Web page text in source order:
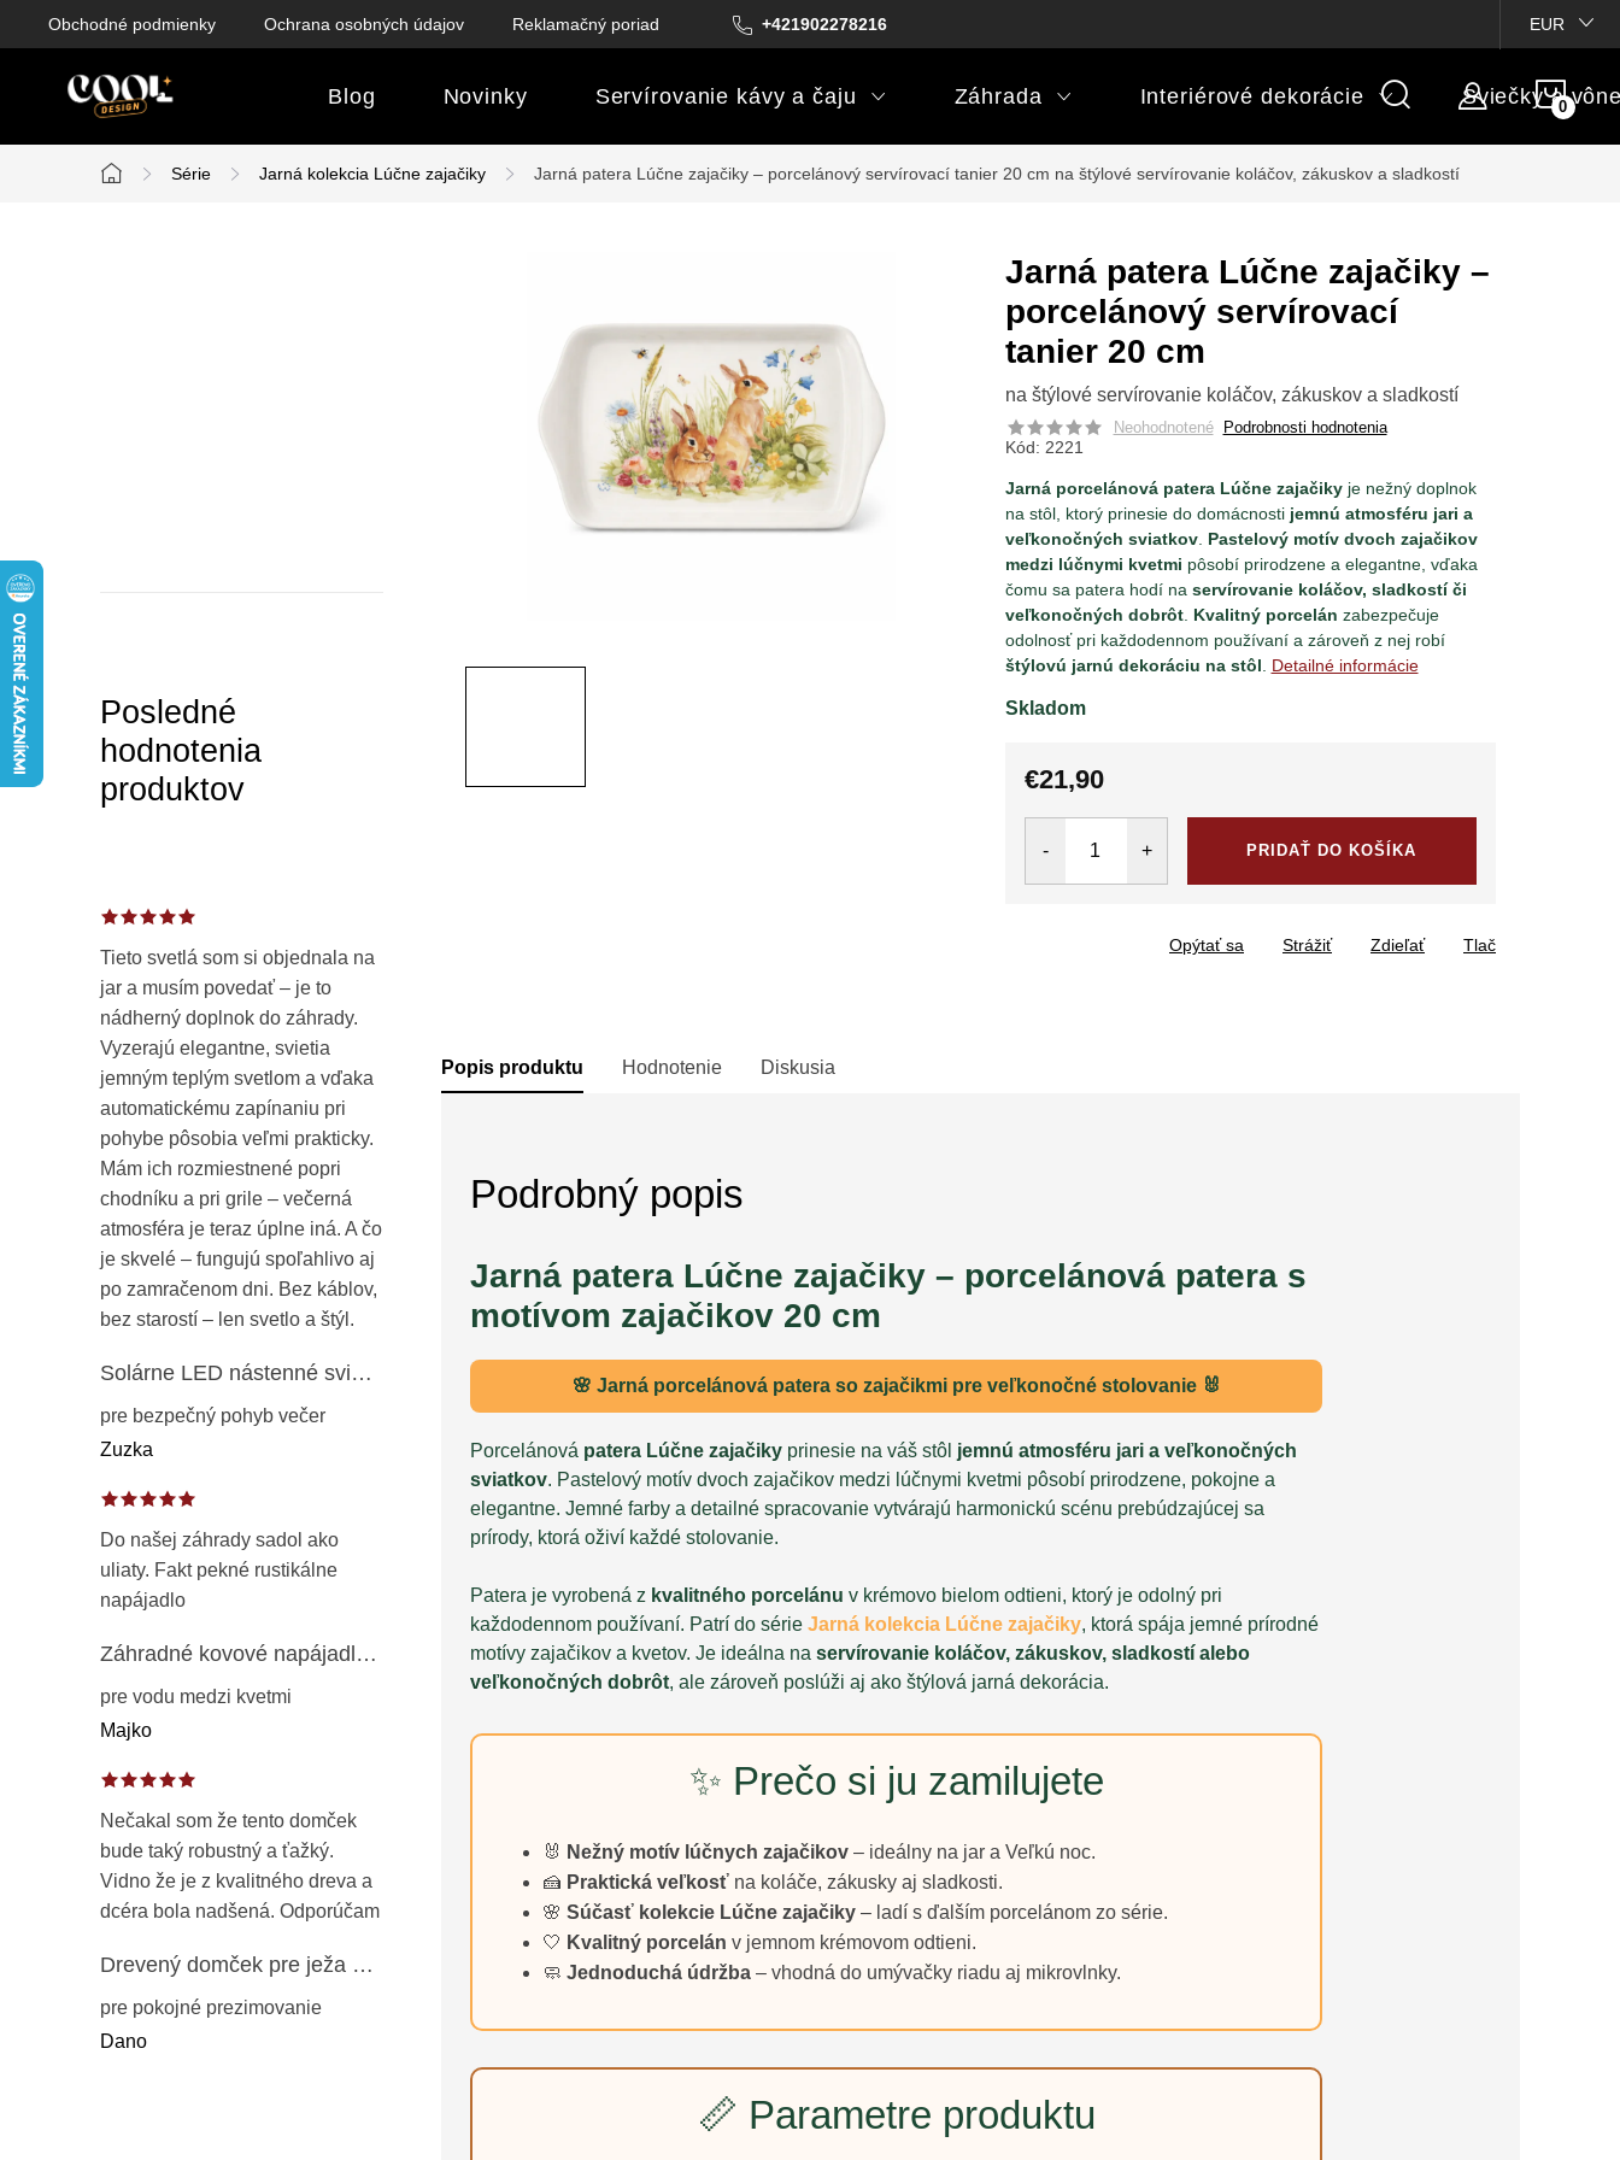
+421902278216
Obchodné podmienky Ochrana osobných údajov Reklamačný poriadok Podmienky darčekových poukazov Vlastné popisy produktov
EUR
Blog Novinky Servírovanie kávy a čaju Záhrada Interiérové dekorácie Sviečky a
Domov
Série Jarná kolekcia Lúčne zajačiky Jarná patera Lúčne zajačiky – porcelánový servírovací tanier 20 cm na štýlové servírovanie koláčov, zákuskov a sladkostí
lPosledné
hodnotenia
produktov
Tieto svetlá som si objednala na
jar a musím povedať – je to
nádherný doplnok do záhrady.
Vyzerajú elegantne, svietia
jemným teplým svetlom a vďaka
automatickému zapínaniu pri
pohybe pôsobia veľmi prakticky.
Mám ich rozmiestnené popri
chodníku a pri grile – večerná
atmosféra je teraz úplne iná. A čo
je skvelé – fungujú spoľahlivo aj
po zamračenom dni. Bez káblov,
bez starostí – len svetlo a štýl.
Solárne LED nástenné svietidlo s pohybovým a súmrakovým senzorom – vonkajšie fasádne osvetlenie IP65
pre bezpečný pohyb večer
Zuzka
Do našej záhrady sadol ako
uliaty. Fakt pekné rustikálne
napájadlo
Záhradné kovové napájadlo pre vtáky 8 cm / 104 cm – dekorácia z patinovanej ocele v prírodnej hrdzi
pre vodu medzi kvetmi
Majko
Nečakal som že tento domček
bude taký robustný a ťažký.
Vidno že je z kvalitného dreva a
dcéra bola nadšená. Odporúčam
Drevený domček pre ježa – záhradný úkryt z opaľovaného dreva s vodoodolnou strechou 50 cm
pre pokojné prezimovanie
Dano
Jarná patera Lúčne zajačiky –
porcelánový servírovací
tanier 20 cm
na štýlové servírovanie koláčov, zákuskov a sladkostí
Neohodnotené Podrobnosti hodnotenia
Kód: 2221
Jarná porcelánová patera Lúčne zajačikyje nežný doplnok
na stôl, ktorý prinesie do domácnosti jemnú atmosféru jari a
veľkonočných sviatkov. Pastelový motív dvoch zajačikov
medzi lúčnymi kvetmi pôsobí prirodzene a elegantne, vďaka
čomu sa patera hodí na servírovanie koláčov, sladkostí či
veľkonočných dobrôt. Kvalitný porcelán zabezpečuje
odolnosť pri každodennom používaní a zároveň z nej robí
štýlovú jarnú dekoráciu na stôl
Detailné informácie
Skladom
€21,90
PRIDAŤ DO KOŠÍKA
Tlač
Opýtať sa Strážiť Zdieľať
Popis produktu Hodnotenie Diskusia
Podrobný popis
Jarná patera Lúčne zajačiky – porcelánová patera s
motívom zajačikov 20 cm
🌸 Jarná porcelánová patera so zajačikmi pre veľkonočné stolovanie 🐰
Porcelánová patera Lúčne zajačiky prinesie na váš stôl jemnú atmosféru jari a veľkonočných
sviatkov. Pastelový motív dvoch zajačikov medzi lúčnymi kvetmi pôsobí prirodzene, pokojne a
elegantne. Jemné farby a detailné spracovanie vytvárajú harmonickú scénu prebúdzajúcej sa
prírody, ktorá oživí každé stolovanie.
Patera je vyrobená z kvalitného porcelánu v krémovo bielom odtieni, ktorý je odolný pri
každodennom používaní. Patrí do série Jarná kolekcia Lúčne zajačiky, ktorá spája jemné prírodné
motívy zajačikov a kvetov. Je ideálna na servírovanie koláčov, zákuskov, sladkostí alebo
veľkonočných dobrôt, ale zároveň poslúži aj ako štýlová jarná dekorácia.
✨ Prečo si ju zamilujete
🐰 Nežný motív lúčnych zajačikov – ideálny na jar a Veľkú noc.
🍰 Praktická veľkosť na koláče, zákusky aj sladkosti.
🌸 Súčasť kolekcie Lúčne zajačiky – ladí s ďalším porcelánom zo série.
🤍 Kvalitný porcelán v jemnom krémovom odtieni.
🧼 Jednoduchá údržba – vhodná do umývačky riadu aj mikrovlnky.
📏 Parametre produktu